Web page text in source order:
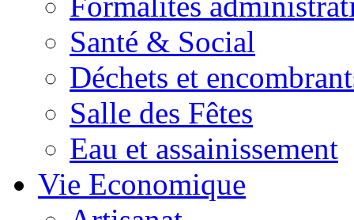
Santé & Social
Déchets et
Salle des Fêtes
Eau et assainissement
Vie Economique